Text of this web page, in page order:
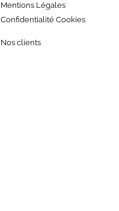
Mentions Légales
Confidentialité Cookies
Nos clients